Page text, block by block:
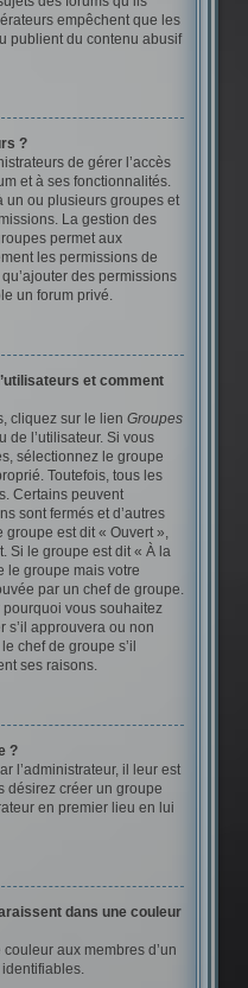
empêchent que les
publient du contenu abusif
?
de gérer l’accès
et à ses fonctionnalités.
un ou plusieurs groupes et
La gestion des
permet aux
les permissions de
des permissions
un forum privé.
et comment
cliquez sur le lien Groupes
l’utilisateur. Si vous
sélectionnez le groupe
Toutefois, tous les
Certains peuvent
sont fermés et d’autres
groupe est dit « Ouvert »,
Si le groupe est dit « À la
le groupe mais votre
par un chef de groupe.
vous souhaitez
s’il approuvera ou non
chef de groupe s’il
ses raisons.
?
l’administrateur, il leur est
désirez créer un groupe
en premier lieu en lui
dans une couleur
aux membres d’un